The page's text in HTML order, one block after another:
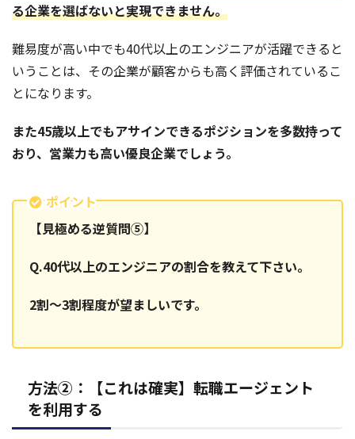
る企業を選ばないと実現できません。
難易度が高い中でも40代以上のエンジニアが活躍できると
いうことは、その企業が顧客からも高く評価されているこ
とになります。
また45歳以上でもアサインできるポジションを多数持って
おり、営業力も高い優良企業でしょう。
ポイント
【見極める逆質問⑤】
Q.40代以上のエンジニアの割合を教えて下さい。
2割～3割程度が望ましいです。
方法②：【これは確実】転職エージェント
を利用する